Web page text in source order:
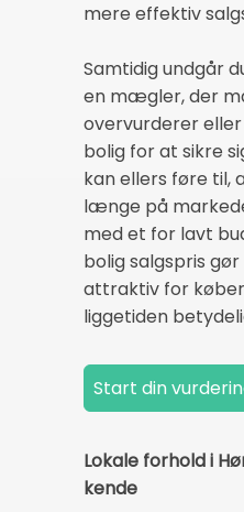
mere effektiv
Samtidig undgår
en mægler, der
overvurderer
bolig for at sikre
kan ellers føre til,
længe på
med et for lavt
bolig salgspris
attraktiv for
liggetiden
Lokale forhold i
kende